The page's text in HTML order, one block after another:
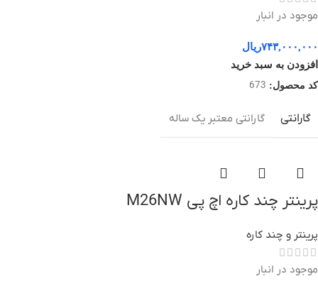
موجود در انبار
۷۴۳,۰۰۰,۰۰۰ریال
افزودن به سبد خرید
کد محصول: 673
گارانتی گارانتی معتبر یک ساله
پرینتر چند کاره اچ پی M26NW
پرینتر و چند کاره
موجود در انبار